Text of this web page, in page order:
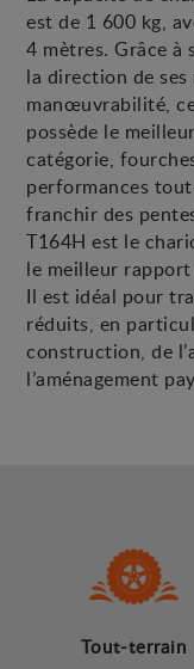
est de 1 600 kg,
4 mètres. Grâce à
la direction de
manœuvrabilité,
possède le
catégorie,
performances
franchir des
T164H est le
le meilleur
Il est idéal pour
réduits, en
construction, de
l’aménagement
Tout-terrain